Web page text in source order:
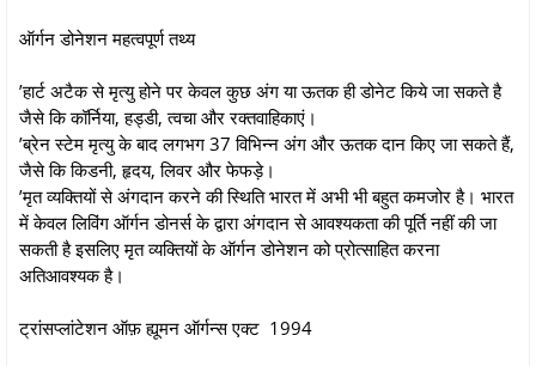
ऑर्गन डोनेशन महत्वपूर्ण तथ्य
’हार्ट अटैक से मृत्यु होने पर केवल कुछ अंग या ऊतक ही डोनेट किये जा सकते है
जैसे कि कॉर्निया, हड्डी, त्वचा और रक्तवाहिकाएं।
’ब्रेन स्टेम मृत्यु के बाद लगभग 37 विभिन्न अंग और ऊतक दान किए जा सकते हैं,
जैसे कि किडनी, हृदय, लिवर और फेफड़े।
’मृत व्यक्तियों से अंगदान करने की स्थिति भारत में अभी भी बहुत कमजोर है। भारत
में केवल लिविंग ऑर्गन डोनर्स के द्वारा अंगदान से आवश्यकता की पूर्ति नहीं की जा
सकती है इसलिए मृत व्यक्तियों के ऑर्गन डोनेशन को प्रोत्साहित करना
अतिआवश्यक है।
ट्रांसप्लांटेशन ऑफ़ ह्यूमन ऑर्गन्स एक्ट 1994